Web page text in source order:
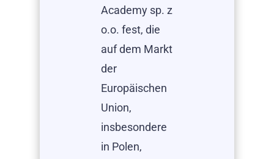
Academy sp. z
o.o. fest, die
auf dem Markt
der
Europäischen
Union,
insbesondere
in Polen,